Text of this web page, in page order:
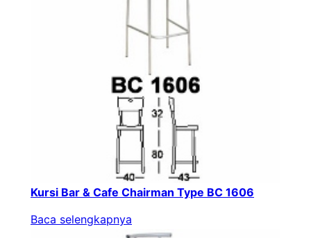
Kursi Bar & Cafe Chairman Type BC 1606
Baca selengkapnya